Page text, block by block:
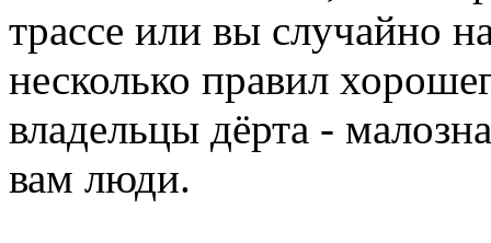
трассе или вы случайно
несколько правил
владельцы дёрта -
вам люди.